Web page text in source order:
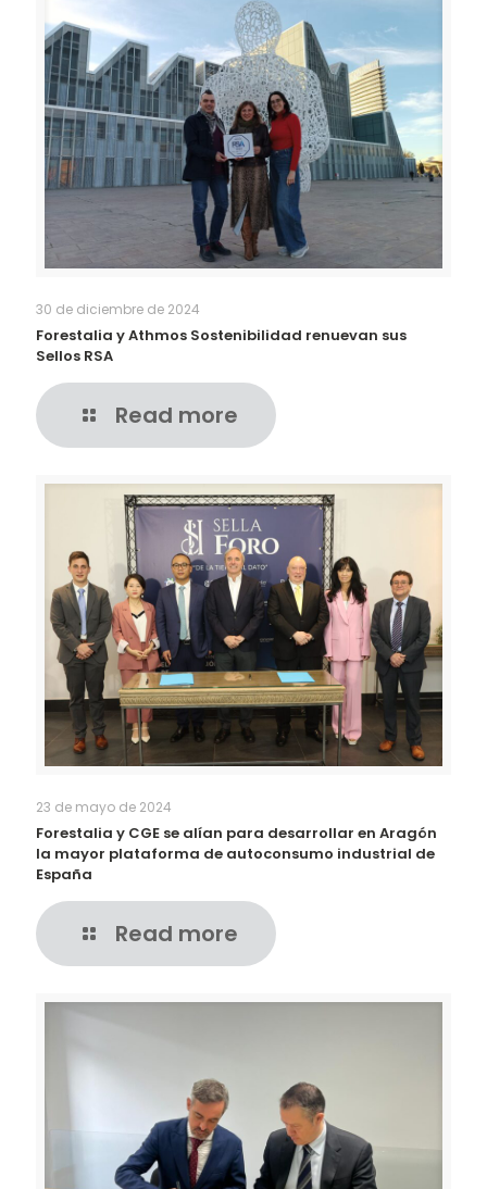
30 de diciembre de 2024
Forestalia y Athmos Sostenibilidad renuevan sus
Sellos RSA
Read more
23 de mayo de 2024
Forestalia y CGE se alían para desarrollar en Aragón
la mayor plataforma de autoconsumo industrial de
España
Read more